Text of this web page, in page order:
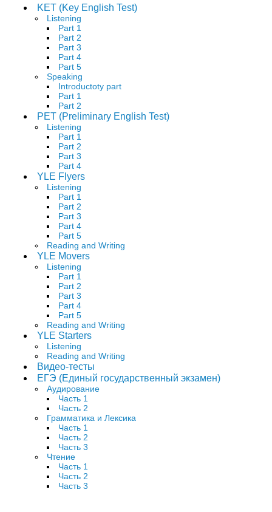
KET (Key English Test)
Listening
Part 1
Part 2
Part 3
Part 4
Part 5
Speaking
Introductoty part
Part 1
Part 2
PET (Preliminary English Test)
Listening
Part 1
Part 2
Part 3
Part 4
YLE Flyers
Listening
Part 1
Part 2
Part 3
Part 4
Part 5
Reading and Writing
YLE Movers
Listening
Part 1
Part 2
Part 3
Part 4
Part 5
Reading and Writing
YLE Starters
Listening
Reading and Writing
Видео-тесты
ЕГЭ (Единый государственный экзамен)
Аудирование
Часть 1
Часть 2
Грамматика и Лексика
Часть 1
Часть 2
Часть 3
Чтение
Часть 1
Часть 2
Часть 3